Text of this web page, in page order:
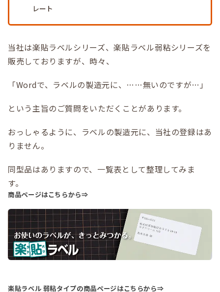
レート
当社は楽貼ラベルシリーズ、楽貼ラベル弱粘シリーズを
販売しておりますが、時々、
「Wordで、ラベルの製造元に、……無いのですが…」
という主旨のご質問をいただくことがあります。
おっしゃるように、ラベルの製造元に、当社の登録はあ
りません。
同型品はありますので、一覧表として整理してみま
す。
商品ページはこちらから⇒
楽貼ラベル 弱粘タイプの商品ページはこちらから⇒